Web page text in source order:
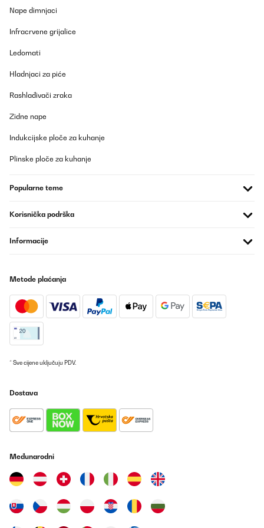
has never happened before. Not just mommy pouch, it helps a lot
I tried everything for years now, diet, 3 times a week sport,
pouch. With all the vibration, it put me in shape in 3 weeks that
with the glutes and I feel much more flexible :) strongly suggested
03/09/2023
encore essayé l'application mais ça ne serait tarder.
Utilisateur d'Amazon
Prevedi
Utilisateur d'Amazon
Prevedi
mon achat conforme à ses descriptions. Nous n'avons pas
encore essayé l'application mais ça ne serait tarder.
Nape dimnjaci
Infracrvene grijalice
Ledomati
Hladnjaci za piće
Rashlađivači zraka
Zidne nape
Indukcijske ploče za kuhanje
Plinske ploče za kuhanje
Popularne teme
Korisnička podrška
Informacije
Metode plaćanja
* Sve cijene uključuju PDV.
Dostava
Međunarodni